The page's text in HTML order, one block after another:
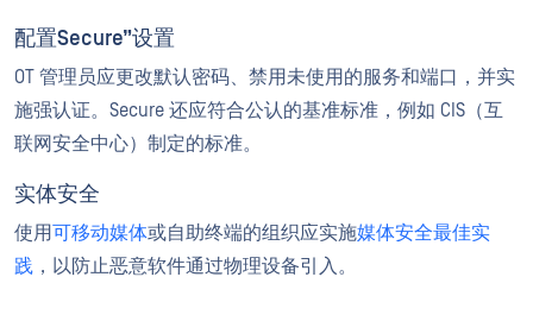
配置Secure”设置
OT 管理员应更改默认密码、禁用未使用的服务和端口，并实
施强认证。Secure 还应符合公认的基准标准，例如 CIS（互
联网安全中心）制定的标准。
实体安全
使用可移动媒体或自助终端的组织应实施媒体安全最佳实
践 ，以防止恶意软件通过物理设备引入。